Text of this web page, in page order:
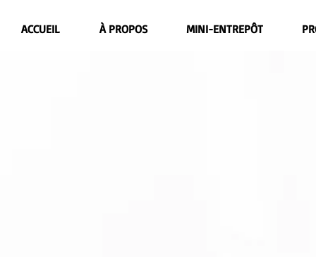
ACCUEIL À PROPOS MINI-ENTREPÔT